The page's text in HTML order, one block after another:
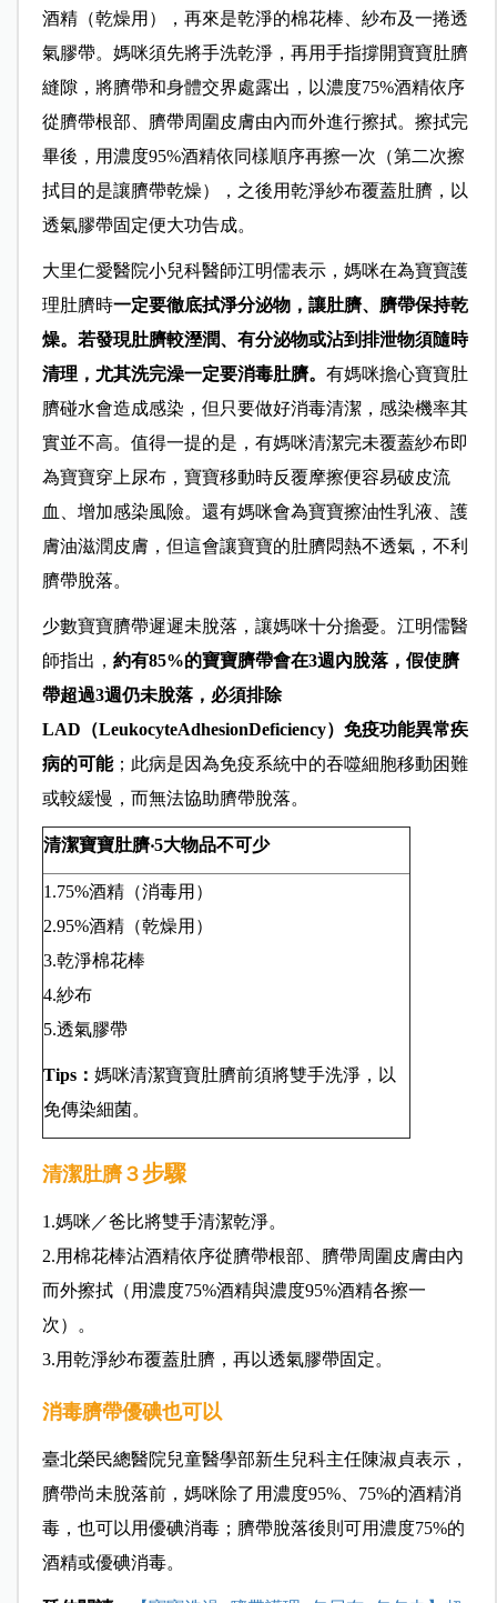
酒精（乾燥用），再來是乾淨的棉花棒、紗布及一捲透
氣膠帶。媽咪須先將手洗乾淨，再用手指撐開寶寶肚臍
縫隙，將臍帶和身體交界處露出，以濃度75%酒精依序
從臍帶根部、臍帶周圍皮膚由內而外進行擦拭。擦拭完
畢後，用濃度95%酒精依同樣順序再擦一次（第二次擦
拭目的是讓臍帶乾燥），之後用乾淨紗布覆蓋肚臍，以
透氣膠帶固定便大功告成。
大里仁愛醫院小兒科醫師江明儒表示，媽咪在為寶寶護
理肚臍時一定要徹底拭淨分泌物，讓肚臍、臍帶保持乾
燥。若發現肚臍較溼潤、有分泌物或沾到排泄物須隨時
清理，尤其洗完澡一定要消毒肚臍。 有媽咪擔心寶寶肚
臍碰水會造成感染，但只要做好消毒清潔，感染機率其
實並不高。值得一提的是，有媽咪清潔完未覆蓋紗布即
為寶寶穿上尿布，寶寶移動時反覆摩擦便容易破皮流
血、增加感染風險。還有媽咪會為寶寶擦油性乳液、護
膚油滋潤皮膚，但這會讓寶寶的肚臍悶熱不透氣，不利
臍帶脫落。
少數寶寶臍帶遲遲未脫落，讓媽咪十分擔憂。江明儒醫
師指出， 約有85%的寶寶臍帶會在3週內脫落，假使臍
帶超過3週仍未脫落，必須排除
LAD（LeukocyteAdhesionDeficiency）免疫功能異常疾
病的可能；此病是因為免疫系統中的吞噬細胞移動困難
或較緩慢，而無法協助臍帶脫落。
清潔寶寶肚臍‧5大物品不可少
1.75%酒精（消毒用）
2.95%酒精（乾燥用）
3.乾淨棉花棒
4.紗布
5.透氣膠帶
Tips： 媽咪清潔寶寶肚臍前須將雙手洗淨，以
免傳染細菌。
清潔肚臍３步驟
1.媽咪／爸比將雙手清潔乾淨。
2.用棉花棒沾酒精依序從臍帶根部、臍帶周圍皮膚由內
而外擦拭（用濃度75%酒精與濃度95%酒精各擦一
次）。
3.用乾淨紗布覆蓋肚臍，再以透氣膠帶固定。
消毒臍帶優碘也可以
臺北榮民總醫院兒童醫學部新生兒科主任陳淑貞表示，
臍帶尚未脫落前，媽咪除了用濃度95%、75%的酒精消
毒，也可以用優碘消毒；臍帶脫落後則可用濃度75%的
酒精或優碘消毒。